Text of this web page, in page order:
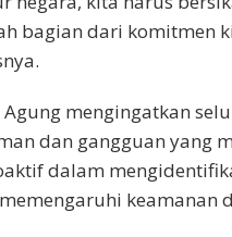
bagian dari komitmen
mengingatkan
dan gangguan yang
dalam
keamanan